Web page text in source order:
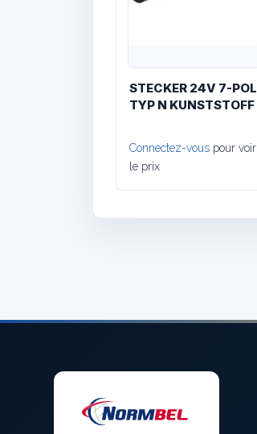
STECKER 24V 7-POL
TYP N KUNSTSTOFF
Connectez-vous pour voir
le prix